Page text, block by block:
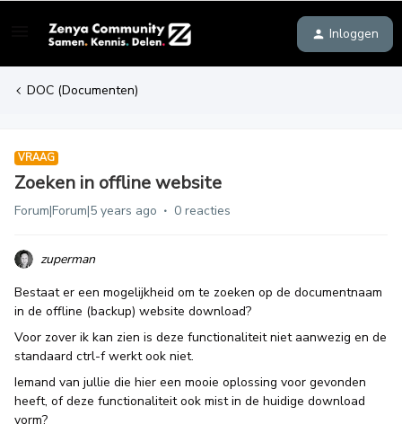
Inloggen
DOC (Documenten)
VRAAG
Zoeken in offline website
Forum|Forum|5 years ago 0 reacties
zuperman
Bestaat er een mogelijkheid om te zoeken op de documentnaam
in de offline (backup) website download?
Voor zover ik kan zien is deze functionaliteit niet aanwezig en de
standaard ctrl-f werkt ook niet.
Iemand van jullie die hier een mooie oplossing voor gevonden
heeft, of deze functionaliteit ook mist in de huidige download
vorm?